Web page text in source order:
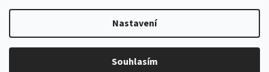
Nastavení
Souhlasím
Copyright 2026Mr. Candy Bull. Všechna práva vyhrazena.Upravit
nastavení cookies